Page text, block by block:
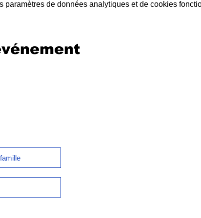
paramètres de données analytiques et de cookies